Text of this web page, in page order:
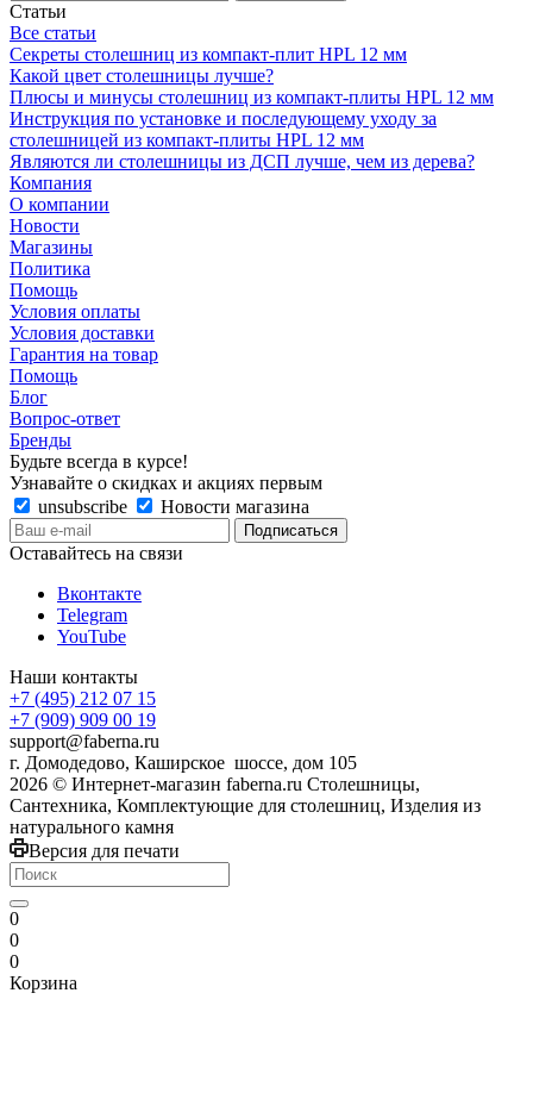
Статьи
Все статьи
Секреты столешниц из компакт-плит HPL 12 мм
Какой цвет столешницы лучше?
Плюсы и минусы столешниц из компакт-плиты HPL 12 мм
Инструкция по установке и последующему уходу за
столешницей из компакт-плиты HPL 12 мм
Являются ли столешницы из ДСП лучше, чем из дерева?
Компания
О компании
Новости
Магазины
Политика
Помощь
Условия оплаты
Условия доставки
Гарантия на товар
Помощь
Блог
Вопрос-ответ
Бренды
Будьте всегда в курсе!
Узнавайте о скидках и акциях первым
unsubscribe
Новости магазина
Оставайтесь на связи
Вконтакте
Telegram
YouTube
Наши контакты
+7 (495) 212 07 15
+7 (909) 909 00 19
support@faberna.ru
г. Домодедово, Каширское шоссе, дом 105
2026 © Интернет-магазин faberna.ru Столешницы,
Сантехника, Комплектующие для столешниц, Изделия из
натурального камня
Версия для печати
0
0
0
Корзина